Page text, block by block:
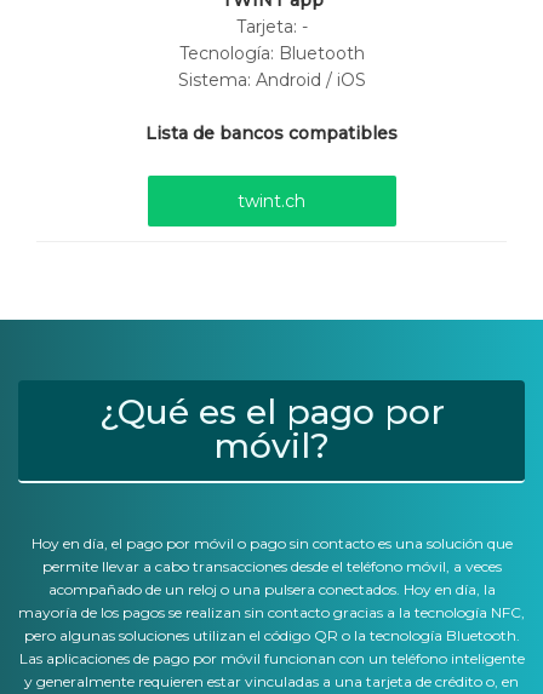
Tarjeta: -
Tecnología: Bluetooth
Sistema: Android / iOS
Lista de bancos compatibles
twint.ch
¿Qué es el pago por
móvil?
Hoy en día, el pago por móvil o pago sin contacto es una solución que
permite llevar a cabo transacciones desde el teléfono móvil, a veces
acompañado de un reloj o una pulsera conectados. Hoy en día, la
mayoría de los pagos se realizan sin contacto gracias a la tecnología NFC,
pero algunas soluciones utilizan el código QR o la tecnología Bluetooth.
Las aplicaciones de pago por móvil funcionan con un teléfono inteligente
y generalmente requieren estar vinculadas a una tarjeta de crédito o, en